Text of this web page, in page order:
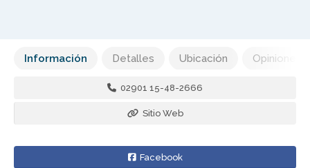
Información Detalles Ubicación Opiniones
02901 15-48-2666
Sitio Web
Facebook